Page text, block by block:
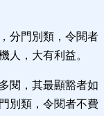
分門別類，令閱者
人，大有利益。
閱，其最顯豁者如
別類，令閱者不費